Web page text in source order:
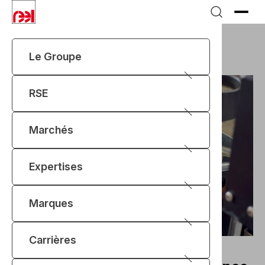
Le Groupe
RSE
Marchés
Expertises
Marques
Carrières
Marques
REEL AEMCO